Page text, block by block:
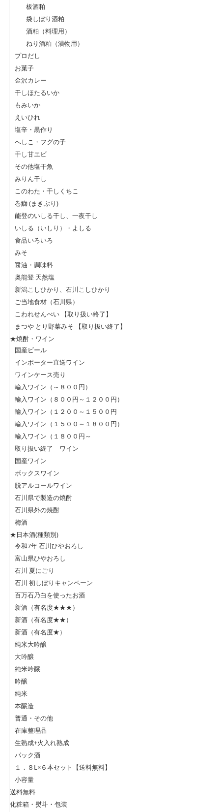
板酒粕
袋しぼり酒粕
酒粕（料理用）
ねり酒粕（漬物用）
プロだし
お菓子
金沢カレー
干しほたるいか
もみいか
えいひれ
塩辛・黒作り
へしこ・フグの子
干し甘エビ
その他塩干魚
みりん干し
このわた・干しくちこ
巻鰤 (まきぶり)
能登のいしる干し、一夜干し
いしる（いしり）・よしる
食品いろいろ
みそ
醤油・調味料
奥能登 天然塩
新潟こしひかり、石川こしひかり
ご当地食材（石川県）
こわれせんべい 【取り扱い終了】
まつや とり野菜みそ 【取り扱い終了】
★焼酎・ワイン
国産ビール
インポーター直送ワイン
ワインケース売り
輸入ワイン（～８００円）
輸入ワイン（８００円～１２００円）
輸入ワイン（１２００～１５００円
輸入ワイン（１５００～１８００円）
輸入ワイン（１８００円～
取り扱い終了 ワイン
国産ワイン
ボックスワイン
脱アルコールワイン
石川県で製造の焼酎
石川県外の焼酎
梅酒
★日本酒(種類別)
令和7年 石川ひやおろし
富山県ひやおろし
石川 夏にごり
石川 初しぼりキャンペーン
百万石乃白を使ったお酒
新酒（有名度★★★）
新酒（有名度★★）
新酒（有名度★）
純米大吟醸
大吟醸
純米吟醸
吟醸
純米
本醸造
普通・その他
在庫整理品
生熟成+火入れ熟成
パック酒
１．８L×６本セット【送料無料】
小容量
送料無料
化粧箱・熨斗・包装